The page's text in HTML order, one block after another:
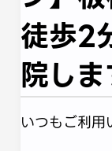
徒歩2
院しま
いつもご利用